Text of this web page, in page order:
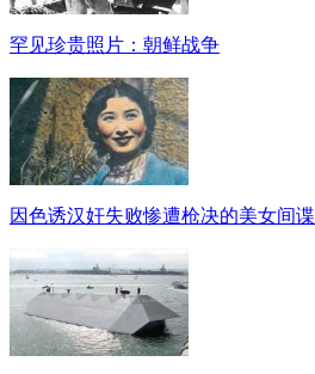
罕见珍贵照片：朝鲜战争
因色诱汉奸失败惨遭枪决的美女间谍